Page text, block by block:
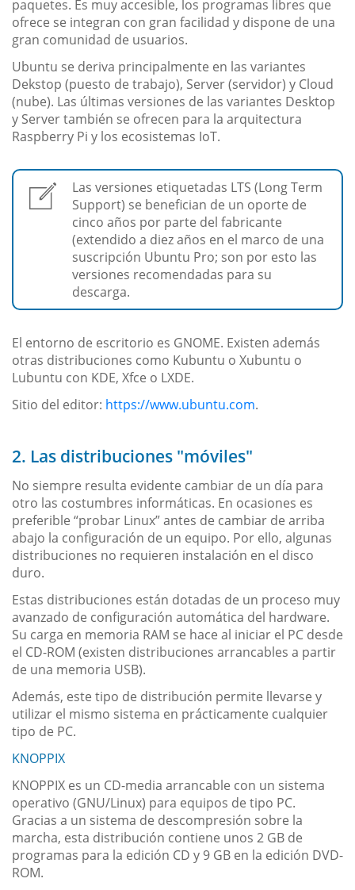
paquetes. Es muy accesible, los programas libres que
ofrece se integran con gran facilidad y dispone de una
gran comunidad de usuarios.
Ubuntu se deriva principalmente en las variantes
Dekstop (puesto de trabajo), Server (servidor) y Cloud
(nube). Las últimas versiones de las variantes Desktop
y Server también se ofrecen para la arquitectura
Raspberry Pi y los ecosistemas IoT.
Las versiones etiquetadas LTS (Long Term
Support) se benefician de un oporte de
cinco años por parte del fabricante
(extendido a diez años en el marco de una
suscripción Ubuntu Pro; son por esto las
versiones recomendadas para su
descarga.
El entorno de escritorio es GNOME. Existen además
otras distribuciones como Kubuntu o Xubuntu o
Lubuntu con KDE, Xfce o LXDE.
Sitio del editor: https://www.ubuntu.com.
2. Las distribuciones "móviles"
No siempre resulta evidente cambiar de un día para
otro las costumbres informáticas. En ocasiones es
preferible “probar Linux” antes de cambiar de arriba
abajo la configuración de un equipo. Por ello, algunas
distribuciones no requieren instalación en el disco
duro.
Estas distribuciones están dotadas de un proceso muy
avanzado de configuración automática del hardware.
Su carga en memoria RAM se hace al iniciar el PC desde
el CD-ROM (existen distribuciones arrancables a partir
de una memoria USB).
Además, este tipo de distribución permite llevarse y
utilizar el mismo sistema en prácticamente cualquier
tipo de PC.
KNOPPIX
KNOPPIX es un CD-media arrancable con un sistema
operativo (GNU/Linux) para equipos de tipo PC.
Gracias a un sistema de descompresión sobre la
marcha, esta distribución contiene unos 2 GB de
programas para la edición CD y 9 GB en la edición DVD-
ROM.